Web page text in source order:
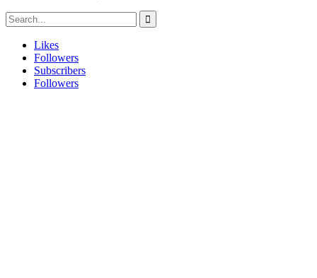
Likes
Followers
Subscribers
Followers